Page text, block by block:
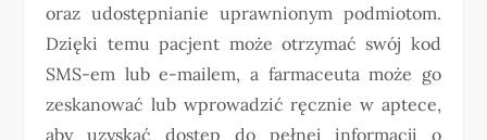
oraz udostępnianie uprawnionym podmiotom.
Dzięki temu pacjent może otrzymać swój kod
SMS-em lub e-mailem, a farmaceuta może go
zeskanować lub wprowadzić ręcznie w aptece,
aby uzyskać dostęp do pełnej informacji o